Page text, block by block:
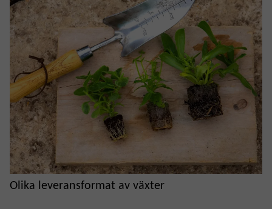
Olika leveransformat av växter